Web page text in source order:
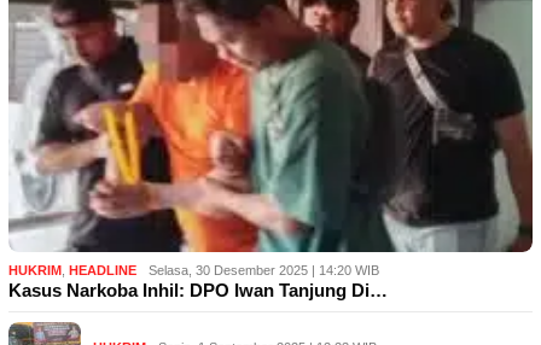
HUKRIM HEADLINE Selasa, 30 Desember 2025 | 14:20 WIB
Kasus Narkoba Inhil: DPO Iwan Tanjung Di…